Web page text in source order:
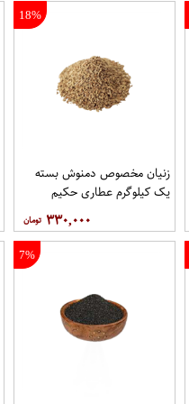
18%
زنیان مخصوص دمنوش بسته
یک کیلوگرم عطاری حکیم
۳۳۰,۰۰۰
7%